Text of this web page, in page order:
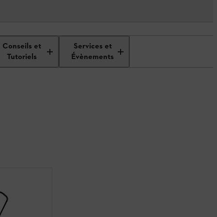
Conseils et
Tutoriels
Services et
Évènements